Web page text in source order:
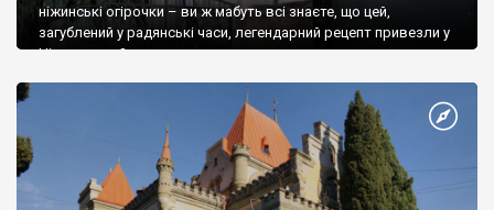
ніжинські огірочки – ви ж мабуть всі знаєте, що цей,
загублений у радянські часи, легендарний рецепт привезли у
Ніжин греки?